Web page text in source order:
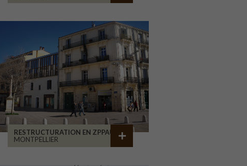
RESTRUCTURATION EN ZPPAUP
MONTPELLIER